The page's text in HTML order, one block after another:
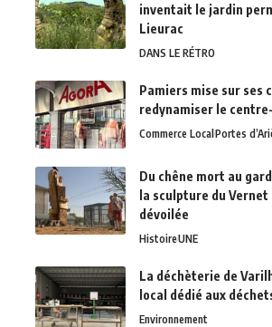
inventait le jardin
Lieurac
DANS LE RÉTRO
Pamiers mise sur ses
redynamiser le
Commerce LocalPortes
Du chêne mort au
la sculpture du Vernet
dévoilée
HistoireUNE
La déchèterie de
local dédié aux
Environnement